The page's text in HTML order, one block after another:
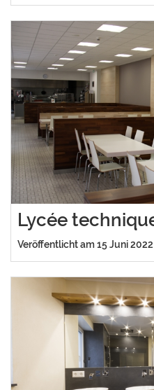
Lycée
Veröffentlicht am 15 Juni 2022